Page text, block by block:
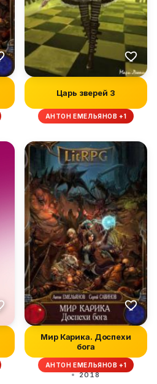
Царь зверей 3
АНТОН ЕМЕЛЬЯНОВ +1
Мир Карика. Доспехи
бога
АНТОН ЕМЕЛЬЯНОВ +1
2018